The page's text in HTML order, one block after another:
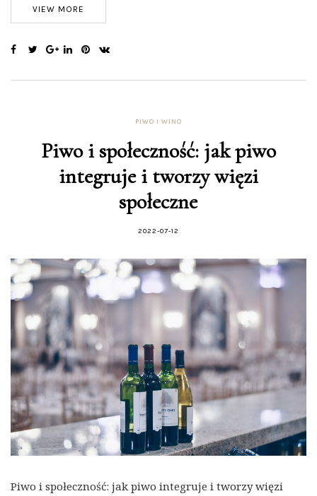
VIEW MORE
PIWO I WINO
Piwo i społeczność: jak piwo
integruje i tworzy więzi
społeczne
2022-07-12
Piwo i społeczność: jak piwo integruje i tworzy więzi